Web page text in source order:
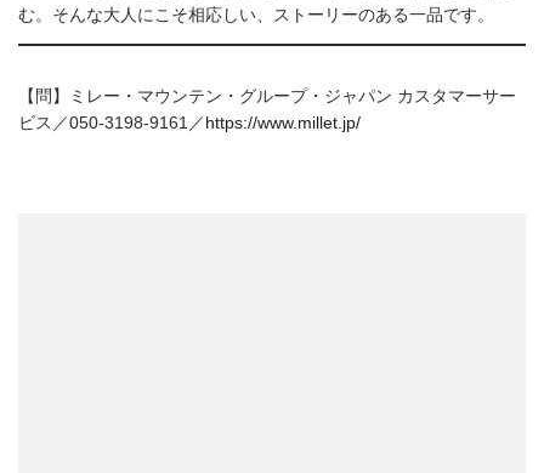
む。そんな大人にこそ相応しい、ストーリーのある一品です。
【問】ミレー・マウンテン・グループ・ジャパン カスタマーサー
ビス／050-3198-9161／https://www.millet.jp/